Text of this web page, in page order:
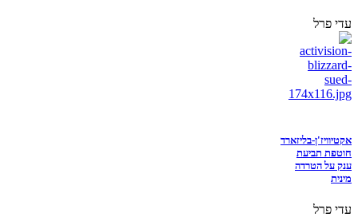
עדי פרל
אקטיוויז'ן-בליזארד
חוטפת תביעת
ענק על הטרדה
מינית
עדי פרל